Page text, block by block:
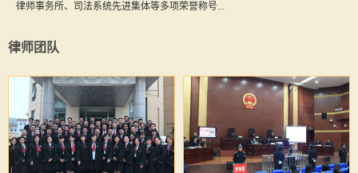
律师事务所、司法系统先进集体等多项荣誉称号...
律师团队